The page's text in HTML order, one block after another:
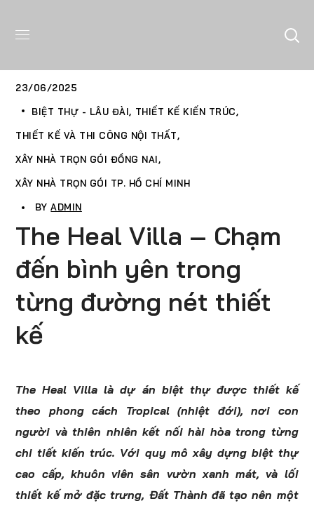
23/06/2025
BIỆT THỰ - LÂU ĐÀI THIẾT KẾ KIẾN TRÚC
THIẾT KẾ VÀ THI CÔNG NỘI THẤT
XÂY NHÀ TRỌN GÓI ĐỒNG NAI
XÂY NHÀ TRỌN GÓI TP. HỒ CHÍ MINH
BYADMIN
The Heal Villa – Chạm
đến bình yên trong
từng đường nét thiết
kế
The Heal Villa là dự án biệt thự được thiết kế
theo phong cách Tropical (nhiệt đới), nơi con
người và thiên nhiên kết nối hài hòa trong từng
chi tiết kiến trúc. Với quy mô xây dựng biệt thự
cao cấp, khuôn viên sân vườn xanh mát, và lối
thiết kế mở đặc trưng, Đất Thành đã tạo nên một